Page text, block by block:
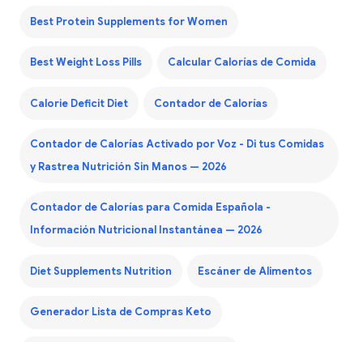
Best Protein Supplements for Women
Best Weight Loss Pills Calcular Calorías de Comida
Calorie Deficit Diet Contador de Calorías
Contador de Calorías Activado por Voz - Di tus Comidas
y Rastrea Nutrición Sin Manos — 2026
Contador de Calorías para Comida Española -
Información Nutricional Instantánea — 2026
Diet Supplements Nutrition Escáner de Alimentos
Generador Lista de Compras Keto